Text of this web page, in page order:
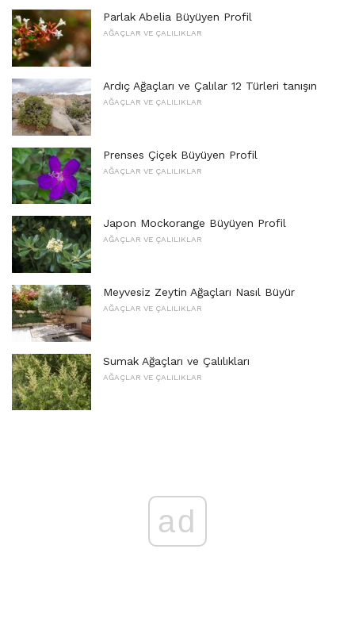
Parlak Abelia Büyüyen Profil
AĞAÇLAR VE ÇALILIKLAR
Ardıç Ağaçları ve Çalılar 12 Türleri tanışın
AĞAÇLAR VE ÇALILIKLAR
Prenses Çiçek Büyüyen Profil
AĞAÇLAR VE ÇALILIKLAR
Japon Mockorange Büyüyen Profil
AĞAÇLAR VE ÇALILIKLAR
Meyvesiz Zeytin Ağaçları Nasıl Büyür
AĞAÇLAR VE ÇALILIKLAR
Sumak Ağaçları ve Çalılıkları
AĞAÇLAR VE ÇALILIKLAR
ad